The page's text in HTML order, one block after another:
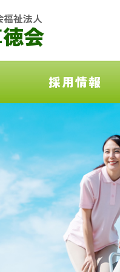
福祉法人
会
採用情報